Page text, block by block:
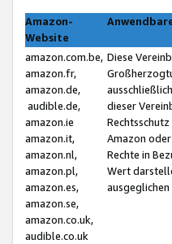
Amazon-
Website
amazon.com.be,
amazon.fr,
amazon.de,
audible.de,
amazon.ie
amazon.it,
amazon.nl,
amazon.pl,
amazon.es,
amazon.se,
amazon.co.uk,
audible.co.uk
Diese
dieser
Amazon
Rechte in
Wert